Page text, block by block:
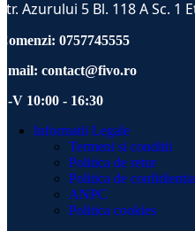
Azurului 5 Bl. 118 A Sc. 1
0757745555
contact@fivo.ro
V 10:00 - 16:30
Informatii Legale
Termeni si conditii
Politica de retur
Politica de
ANPC
Politica cookies